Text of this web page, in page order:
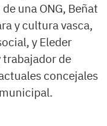
una ONG, Beñat
y cultura vasca,
y Eleder
de
concejales